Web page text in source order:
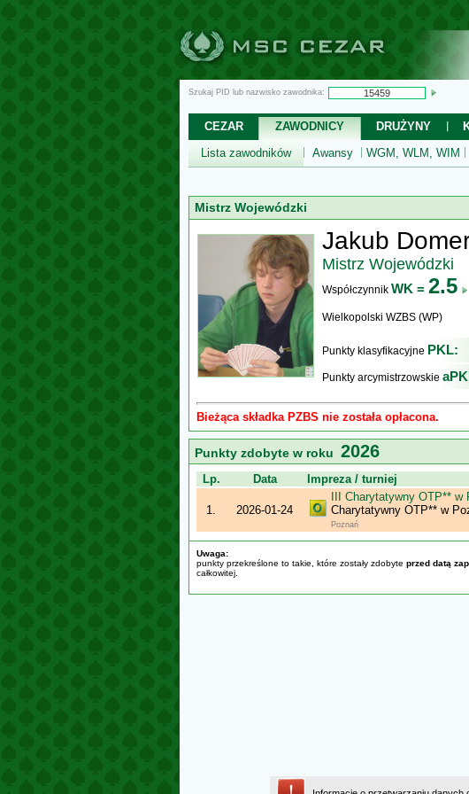
Szukaj PID lub nazwisko zawodnika:
CEZAR ZAWODNICY DRUŻYNY
Lista zawodników
Awansy WGM, WLM, WIM
Mistrz Wojewódzki
Jakub
Mistrz Wojewódzki
Współczynnik WK = 2.5
Wielkopolski WZBS (WP)
Punkty klasyfikacyjne PKL:
Punkty arcymistrzowskie
Bieżąca składka PZBS nie została opłacona.
Punkty zdobyte w roku 2026
Lp. Data Impreza / turniej
1. 2026-01-24
III Charytatywny OTP** w
Charytatywny OTP** w
Poznań
Uwaga:
punkty przekreślone to takie, które zostały zdobyte przed datą
całkowitej.